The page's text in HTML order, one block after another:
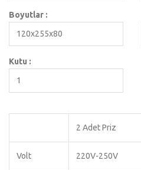
Boyutlar :
120x255x80
Kutu :
1
2 Adet Priz
Volt 220V-250V